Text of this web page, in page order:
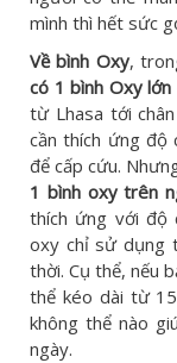
mình thì hết sức
Về bình Oxy,
có 1 bình Oxy
từ Lhasa tới
cần thích ứng độ
để cấp cứu.
1 bình oxy trên
thích ứng với độ
oxy chỉ sử dụng
thời. Cụ thể, nếu
thể kéo dài từ
không thể nào
ngày.